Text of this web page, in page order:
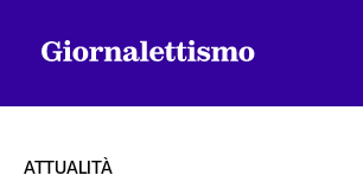
ATTUALITÀ